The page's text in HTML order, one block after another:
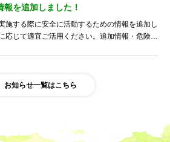
を追加しました！
施する際に安全に活動するための情報を追加し
応じて適宜ご活用ください。追加情報・危険な
お知らせ一覧はこちら